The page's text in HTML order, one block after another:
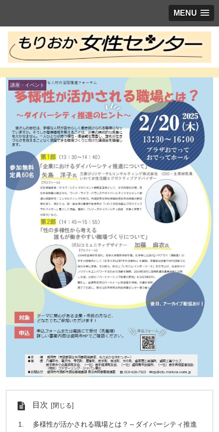
MENU
講座・イベント
目次
多様性が活かされる職場とは？～ダイバーシティ推進